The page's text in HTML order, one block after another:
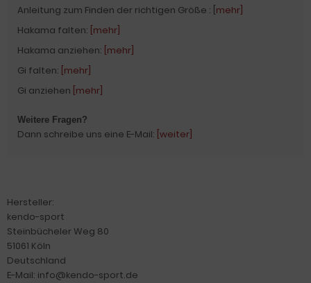
Anleitung zum Finden der richtigen Größe : [ mehr]
Hakama falten: [mehr]
Hakama anziehen: [mehr]
Gi falten: [mehr]
Gi anziehen [mehr]
Weitere Fragen?
Dann schreibe uns eine E-Mail: [weiter]
Hersteller:
kendo-sport
Steinbücheler Weg 80
51061 Köln
Deutschland
E-Mail: info@kendo-sport.de